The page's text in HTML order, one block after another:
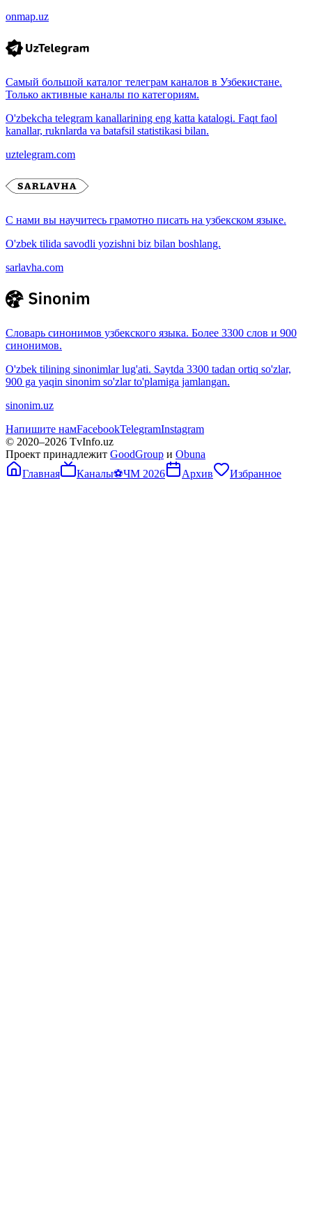
onmap.uz
Самый большой каталог телеграм каналов в Узбекистане.
Только активные каналы по категориям.
O'zbekcha telegram kanallarining eng katta katalogi. Faqt faol
kanallar, ruknlarda va batafsil statistikasi bilan.
uztelegram.com
С нами вы научитесь грамотно писать на узбекском языке.
O'zbek tilida savodli yozishni biz bilan boshlang.
sarlavha.com
Словарь синонимов узбекского языка. Более 3300 слов и 900
синонимов.
O'zbek tilining sinonimlar lug'ati. Saytda 3300 tadan ortiq so'zlar,
900 ga yaqin sinonim so'zlar to'plamiga jamlangan.
sinonim.uz
Напишите намFacebookTelegramInstagram
© 2020–2026 TvInfo.uz
Проект принадлежит GoodGroup и Obuna
Главная
Каналы⚽ЧМ 2026 Архив Избранное